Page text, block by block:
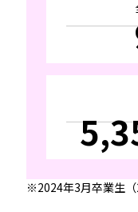
2024年3月卒業生（